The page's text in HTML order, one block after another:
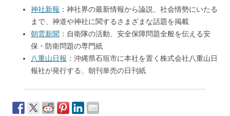
神社新報 ：神社界の最新情報から論説、社会情勢にいたる
まで、神道や神社に関するさまざまな話題を掲載
朝雲新聞 ：自衛隊の活動、安全保障問題全般を伝える安
保・防衛問題の専門紙
八重山日報 ：沖縄県石垣市に本社を置く株式会社八重山日
報社が発行する、朝刊単売の日刊紙